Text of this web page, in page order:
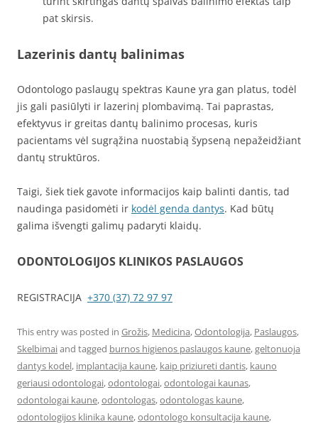
pat skirsis.
Lazerinis dantų balinimas
Odontologo paslaugų spektras Kaune yra gan platus, todėl
jis gali pasiūlyti ir lazerinį plombavimą. Tai paprastas,
efektyvus ir greitas dantų balinimo procesas, kuris
pacientams vėl sugrąžina nuostabią šypseną nepažeidžiant
dantų struktūros.
Taigi, šiek tiek gavote informacijos kaip balinti dantis, tad
naudinga pasidomėti ir kodėl genda dantys. Kad būtų
galima išvengti galimų padaryti klaidų.
ODONTOLOGIJOS KLINIKOS PASLAUGOS
REGISTRACIJA +370 (37) 72 97 97
This entry was posted in Grožis, Medicina,Odontologija, Paslaugos,
Skelbimaiand tagged burnos higienos paslaugos kaune,geltonuoja
dantys kodel, implantacija kaune, kaip priziureti dantis, kauno
geriausi odontologai,odontologai,odontologai kaunas,
odontologai kaune,odontologas,odontologas kaune,
odontologijos klinika kaune,odontologo konsultacija kaune,